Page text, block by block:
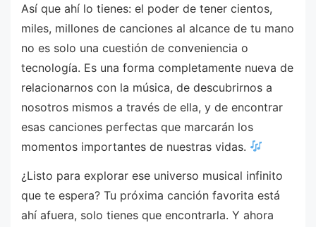
Así que ahí lo tienes: el poder de tener cientos,
miles, millones de canciones al alcance de tu mano
no es solo una cuestión de conveniencia o
tecnología. Es una forma completamente nueva de
relacionarnos con la música, de descubrirnos a
nosotros mismos a través de ella, y de encontrar
esas canciones perfectas que marcarán los
momentos importantes de nuestras vidas.
¿Listo para explorar ese universo musical infinito
que te espera? Tu próxima canción favorita está
ahí afuera, solo tienes que encontrarla. Y ahora